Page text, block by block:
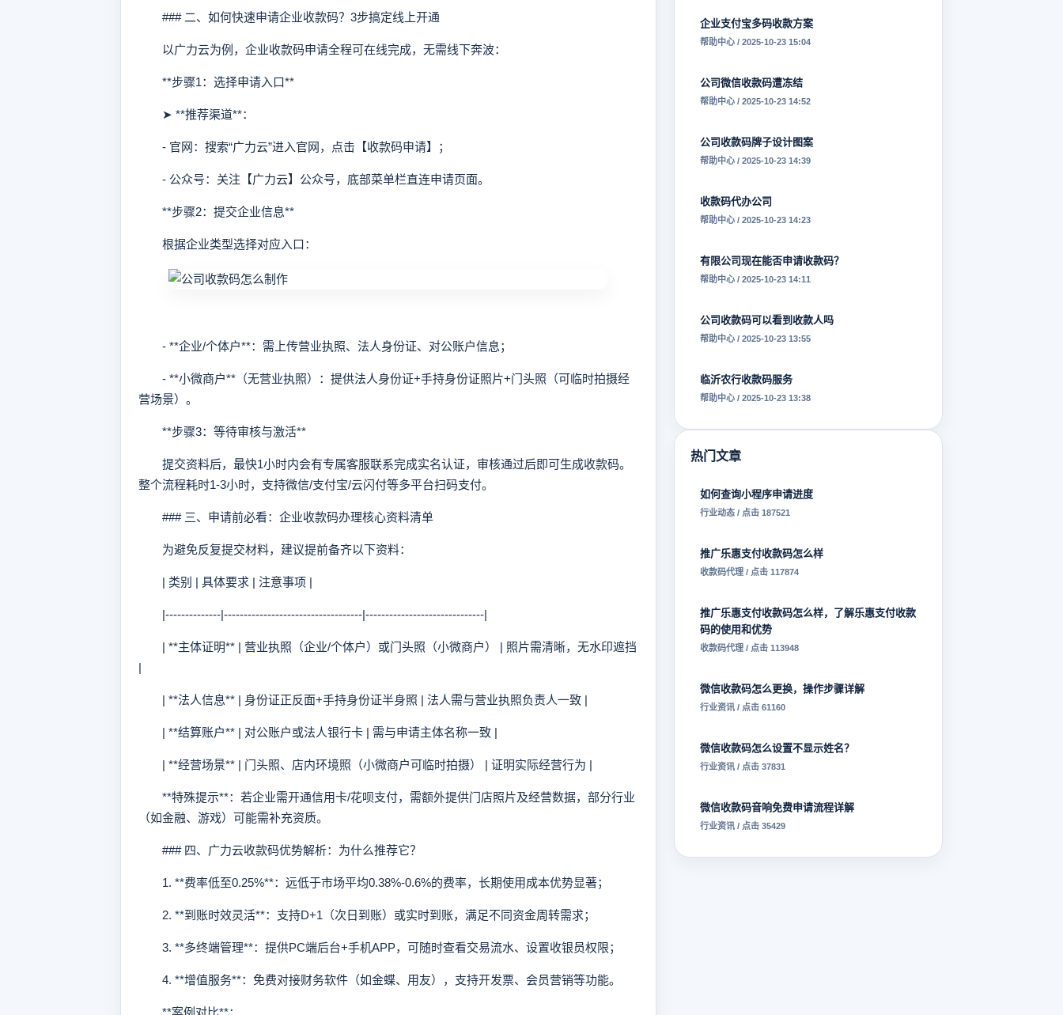
### 二、如何快速申请企业收款码？3步搞定线上开通
以广力云为例，企业收款码申请全程可在线完成，无需线下奔波：
**步骤1：选择申请入口**
➤ **推荐渠道**：
- 官网：搜索“广力云”进入官网，点击【收款码申请】；
- 公众号：关注【广力云】公众号，底部菜单栏直连申请页面。
**步骤2：提交企业信息**
根据企业类型选择对应入口：
- **企业/个体户**：需上传营业执照、法人身份证、对公账户信息；
- **小微商户**（无营业执照）：提供法人身份证+手持身份证照片+门头照（可临时拍摄经
营场景）。
**步骤3：等待审核与激活**
提交资料后，最快1小时内会有专属客服联系完成实名认证，审核通过后即可生成收款码。
整个流程耗时1-3小时，支持微信/支付宝/云闪付等多平台扫码支付。
### 三、申请前必看：企业收款码办理核心资料清单
为避免反复提交材料，建议提前备齐以下资料：
| 类别 | 具体要求 | 注意事项 |
|--------------|-----------------------------------|------------------------------|
| **主体证明** | 营业执照（企业/个体户）或门头照（小微商户） | 照片需清晰，无水印遮挡
|
| **法人信息** | 身份证正反面+手持身份证半身照 | 法人需与营业执照负责人一致 |
| **结算账户** | 对公账户或法人银行卡 | 需与申请主体名称一致 |
| **经营场景** | 门头照、店内环境照（小微商户可临时拍摄） | 证明实际经营行为 |
**特殊提示**：若企业需开通信用卡/花呗支付，需额外提供门店照片及经营数据，部分行业
（如金融、游戏）可能需补充资质。
### 四、广力云收款码优势解析：为什么推荐它？
1. **费率低至0.25%**：远低于市场平均0.38%-0.6%的费率，长期使用成本优势显著；
2. **到账时效灵活**：支持D+1（次日到账）或实时到账，满足不同资金周转需求；
3. **多终端管理**：提供PC端后台+手机APP，可随时查看交易流水、设置收银员权限；
4. **增值服务**：免费对接财务软件（如金蝶、用友），支持开发票、会员营销等功能。
**案例对比**：
企业支付宝多码收款方案
帮助中心 / 2025-10-23 15:04
公司微信收款码遭冻结
帮助中心 / 2025-10-23 14:52
公司收款码牌子设计图案
帮助中心 / 2025-10-23 14:39
收款码代办公司
帮助中心 / 2025-10-23 14:23
有限公司现在能否申请收款码？
帮助中心 / 2025-10-23 14:11
公司收款码可以看到收款人吗
帮助中心 / 2025-10-23 13:55
临沂农行收款码服务
帮助中心 / 2025-10-23 13:38
热门文章
如何查询小程序申请进度
行业动态 / 点击 187521
推广乐惠支付收款码怎么样
收款码代理 / 点击 117874
推广乐惠支付收款码怎么样，了解乐惠支付收款
码的使用和优势
收款码代理 / 点击 113948
微信收款码怎么更换，操作步骤详解
行业资讯 / 点击 61160
微信收款码怎么设置不显示姓名？
行业资讯 / 点击 37831
微信收款码音响免费申请流程详解
行业资讯 / 点击 35429